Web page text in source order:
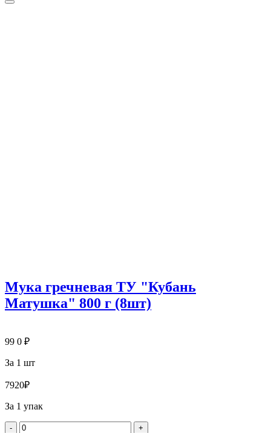
Мука гречневая ТУ "Кубань
Матушка" 800 г (8шт)
99 0 ₽
За 1 шт
7920₽
За 1 упак
-
+